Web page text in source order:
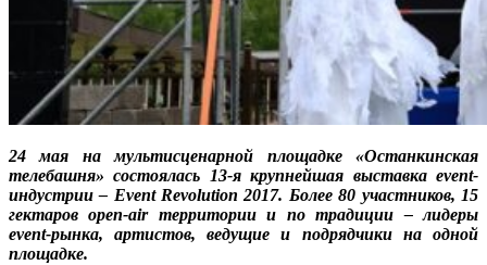
24 мая на мультисценарной площадке «Останкинская
телебашня» состоялась 13-я крупнейшая выставка event-
индустрии – Event Revolution 2017. Более 80 участников, 15
гектаров open-air территории и по традиции – лидеры
event-рынка, артистов, ведущие и подрядчики на одной
площадке.